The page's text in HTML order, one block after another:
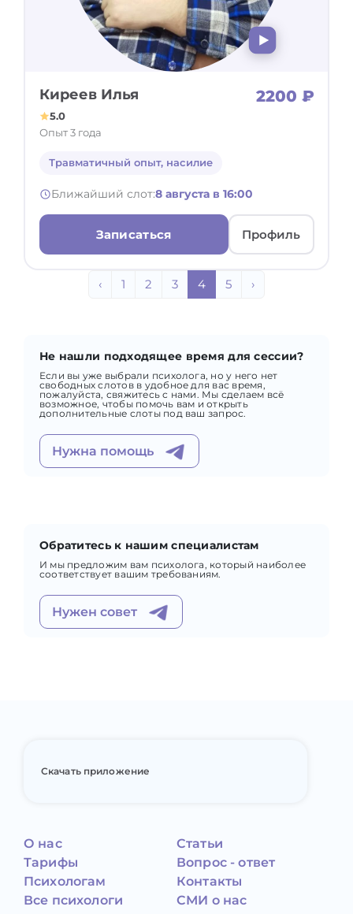
Киреев Илья 2200 ₽
5.0
Опыт 3 года
Травматичный опыт, насилие
Ближайший слот:8 августа в 16:00
Записаться Профиль
‹ 1 2 3 4 5 ›
Не нашли подходящее время для сессии?
Если вы уже выбрали психолога, но у него нет
свободных слотов в удобное для вас время,
пожалуйста, свяжитесь с нами. Мы сделаем всё
возможное, чтобы помочь вам и открыть
дополнительные слоты под ваш запрос.
Нужна помощь
Обратитесь к нашим специалистам
И мы предложим вам психолога, который наиболее
соответствует вашим требованиям.
Нужен совет
Скачать приложение
О нас
Тарифы
Психологам
Все психологи
Статьи
Вопрос - ответ
Контакты
СМИ о нас